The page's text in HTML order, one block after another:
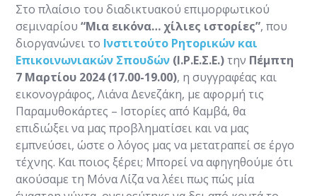
Στο πλαίσιο του διαδικτυακού επιμορφωτικού
σεμιναρίου“Μια εικόνα… χίλιες ιστορίες”, που
διοργανώνει το Ινστιτούτο Ρητορικών και
Επικοινωνιακών Σπουδών (Ι.Ρ.Ε.Σ.Ε.)την Πέμπτη
7 Μαρτίου 2024 (17.00-19.00), η συγγραφέας και
εικονογράφος, Λιάνα Δενεζάκη, με αφορμή τις
Παραμυθοκάρτες – Ιστορίες από Καμβά, θα
επιδιώξει να μας προβληματίσει και να μας
εμπνεύσει, ώστε ο λόγος μας να μετατραπεί σε έργο
τέχνης. Και ποιος ξέρει; Μπορεί να αφηγηθούμε ότι
ακούσαμε τη Μόνα Λίζα να λέει πως πώς μία